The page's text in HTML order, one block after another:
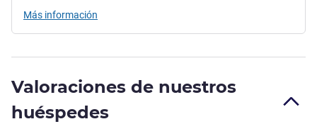
Más información
Valoraciones de nuestros
huéspedes